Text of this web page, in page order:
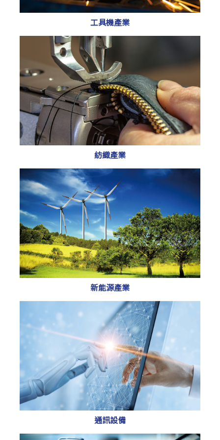
工具機產業
紡織產業
新能源產業
通訊設備